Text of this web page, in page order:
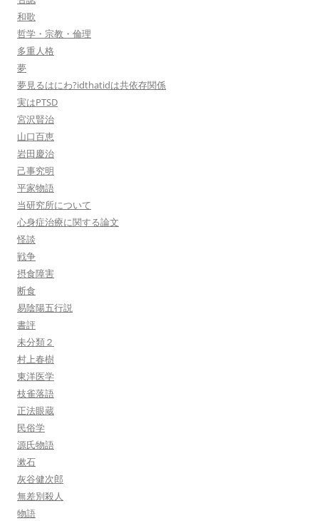
和歌
哲学・宗教・倫理
多重人格
夢
夢見るはにわ?idthatidは共依存関係
実はPTSD
宮沢賢治
山口百恵
岩田慶治
己事究明
平家物語
当研究所について
心身症治療に関する論文
怪談
戦争
摂食障害
断食
易陰陽五行説
書評
未分類２
村上春樹
東洋医学
枝雀落語
正法眼蔵
民俗学
源氏物語
漱石
灰谷健次郎
無差別殺人
物語